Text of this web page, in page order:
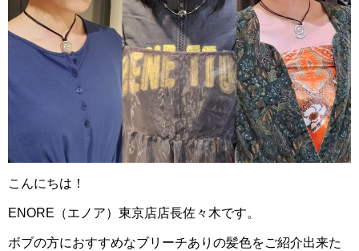
こんにちは！
ENORE（エノア）東京店店長佐々木です。
ボブの方におすすめなブリーチありの髪色をご紹介出来た